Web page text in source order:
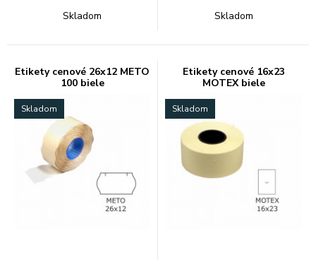
Skladom Skladom
Etikety cenové 26x12 METO
100 biele
Skladom
Etikety cenové 16x23
MOTEX biele
Skladom